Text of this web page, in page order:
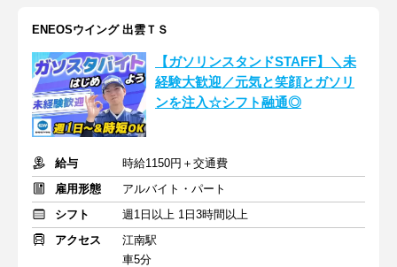
ENEOSウイング 出雲ＴＳ
【ガソリンスタンドSTAFF】＼未
経験大歓迎／元気と笑顔とガソリ
ンを注入☆シフト融通◎
給与
時給1150円＋交通費
雇用形態
アルバイト・パート
シフト
週1日以上 1日3時間以上
アクセス
江南駅
車5分